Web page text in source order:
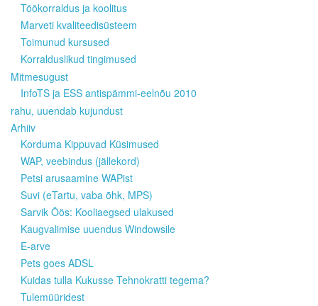
Töökorraldus ja koolitus
Marveti kvaliteedisüsteem
Toimunud kursused
Korralduslikud tingimused
Mitmesugust
InfoTS ja ESS antispämmi-eelnõu 2010
rahu, uuendab kujundust
Arhiiv
Korduma Kippuvad Küsimused
WAP, veebindus (jällekord)
Petsi arusaamine WAPist
Suvi (eTartu, vaba õhk, MPS)
Sarvik Öös: Kooliaegsed ulakused
Kaugvalimise uuendus Windowsile
E-arve
Pets goes ADSL
Kuidas tulla Kukusse Tehnokratti tegema?
Tulemüüridest